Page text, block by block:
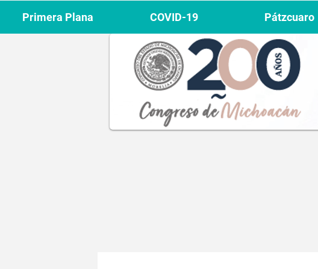
Primera Plana COVID-19 Pátzcuaro